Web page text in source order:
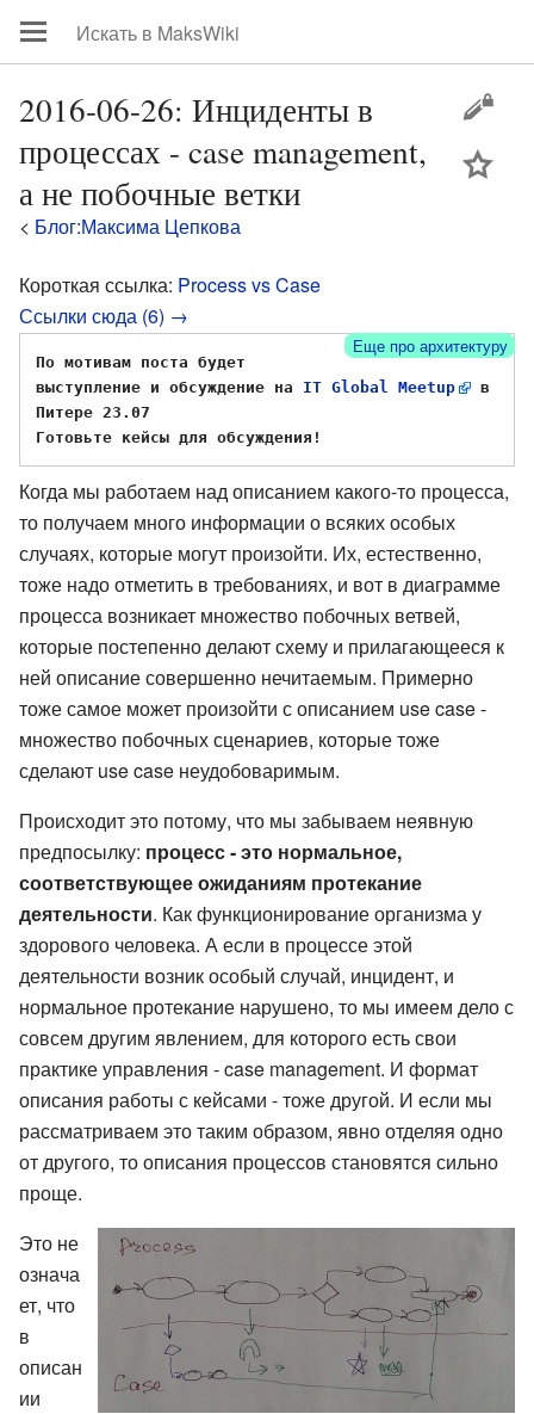
2016-06-26: Инциденты в
процессах - case management,
а не побочные ветки
< Блог:Максима Цепкова
Короткая ссылка: Process vs Case
Ссылки сюда (6) →
Еще про архитектуру
По мотивам поста будет
выступление и обсуждение на IT Global Meetup
в
Питере 23.07
Готовьте кейсы для обсуждения!
Когда мы работаем над описанием какого-то процесса,
то получаем много информации о всяких особых
случаях, которые могут произойти. Их, естественно,
тоже надо отметить в требованиях, и вот в диаграмме
процесса возникает множество побочных ветвей,
которые постепенно делают схему и прилагающееся к
ней описание совершенно нечитаемым. Примерно
тоже самое может произойти с описанием use case -
множество побочных сценариев, которые тоже
сделают use case неудобоваримым.
Происходит это потому, что мы забываем неявную
предпосылку: процесс - это нормальное,
соответствующее ожиданиям протекание
деятельности. Как функционирование организма у
здорового человека. А если в процессе этой
деятельности возник особый случай, инцидент, и
нормальное протекание нарушено, то мы имеем дело с
совсем другим явлением, для которого есть свои
практике управления - case management. И формат
описания работы с кейсами - тоже другой. И если мы
рассматриваем это таким образом, явно отделяя одно
от другого, то описания процессов становятся сильно
проще.
Это не
означа
ет, что
в
описан
ии